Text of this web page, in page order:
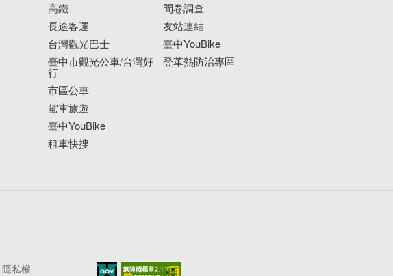
高鐵
長途客運
台灣觀光巴士
臺中市觀光公車/台灣好
行
市區公車
駕車旅遊
臺中YouBike
租車快搜
問卷調查
友站連結
臺中YouBike
登革熱防治專區
隱私權